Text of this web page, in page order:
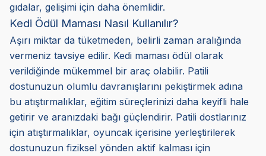
gıdalar, gelişimi için daha önemlidir.
Kedi Ödül Maması Nasıl Kullanılır?
Aşırı miktar da tüketmeden, belirli zaman aralığında
vermeniz tavsiye edilir. Kedi maması ödül olarak
verildiğinde mükemmel bir araç olabilir. Patili
dostunuzun olumlu davranışlarını pekiştirmek adına
bu atıştırmalıklar, eğitim süreçlerinizi daha keyifli hale
getirir ve aranızdaki bağı güçlendirir. Patili dostlarınız
için atıştırmalıklar, oyuncak içerisine yerleştirilerek
dostunuzun fiziksel yönden aktif kalması için